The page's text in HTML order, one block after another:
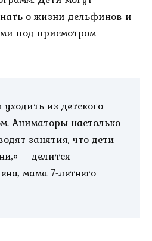
о жизни дельфинов и
под присмотром
из детского
Аниматоры настолько
занятия, что дети
– делится
мама 7-летнего